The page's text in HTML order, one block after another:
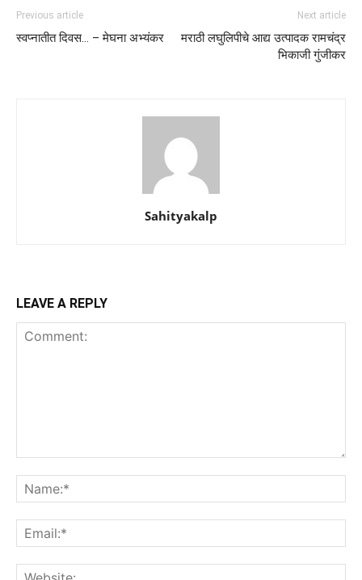
Previous article
स्वप्नातीत दिवस… – मेघना अभ्यंकर
Next article
मराठी लघुलिपीचे आद्य उत्पादक रामचंद्र
भिकाजी गुंजीकर
Sahityakalp
LEAVE A REPLY